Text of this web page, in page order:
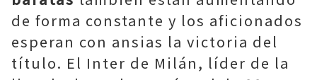
de forma constante y los aficionados
esperan con ansias la victoria del
título. El Inter de Milán, líder de la